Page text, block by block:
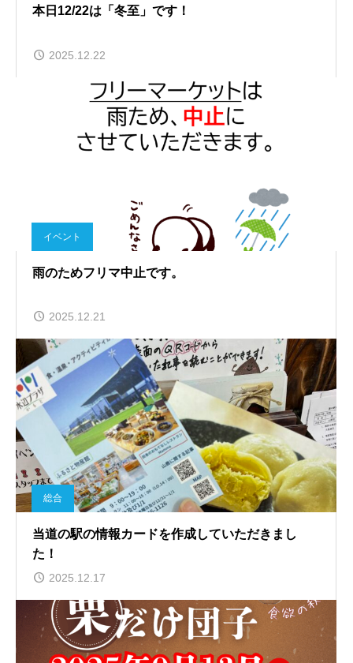
本日12/22は「冬至」です！
2025.12.22
イベント
雨のためフリマ中止です。
2025.12.21
総合
当道の駅の情報カードを作成していただきまし
た！
2025.12.17